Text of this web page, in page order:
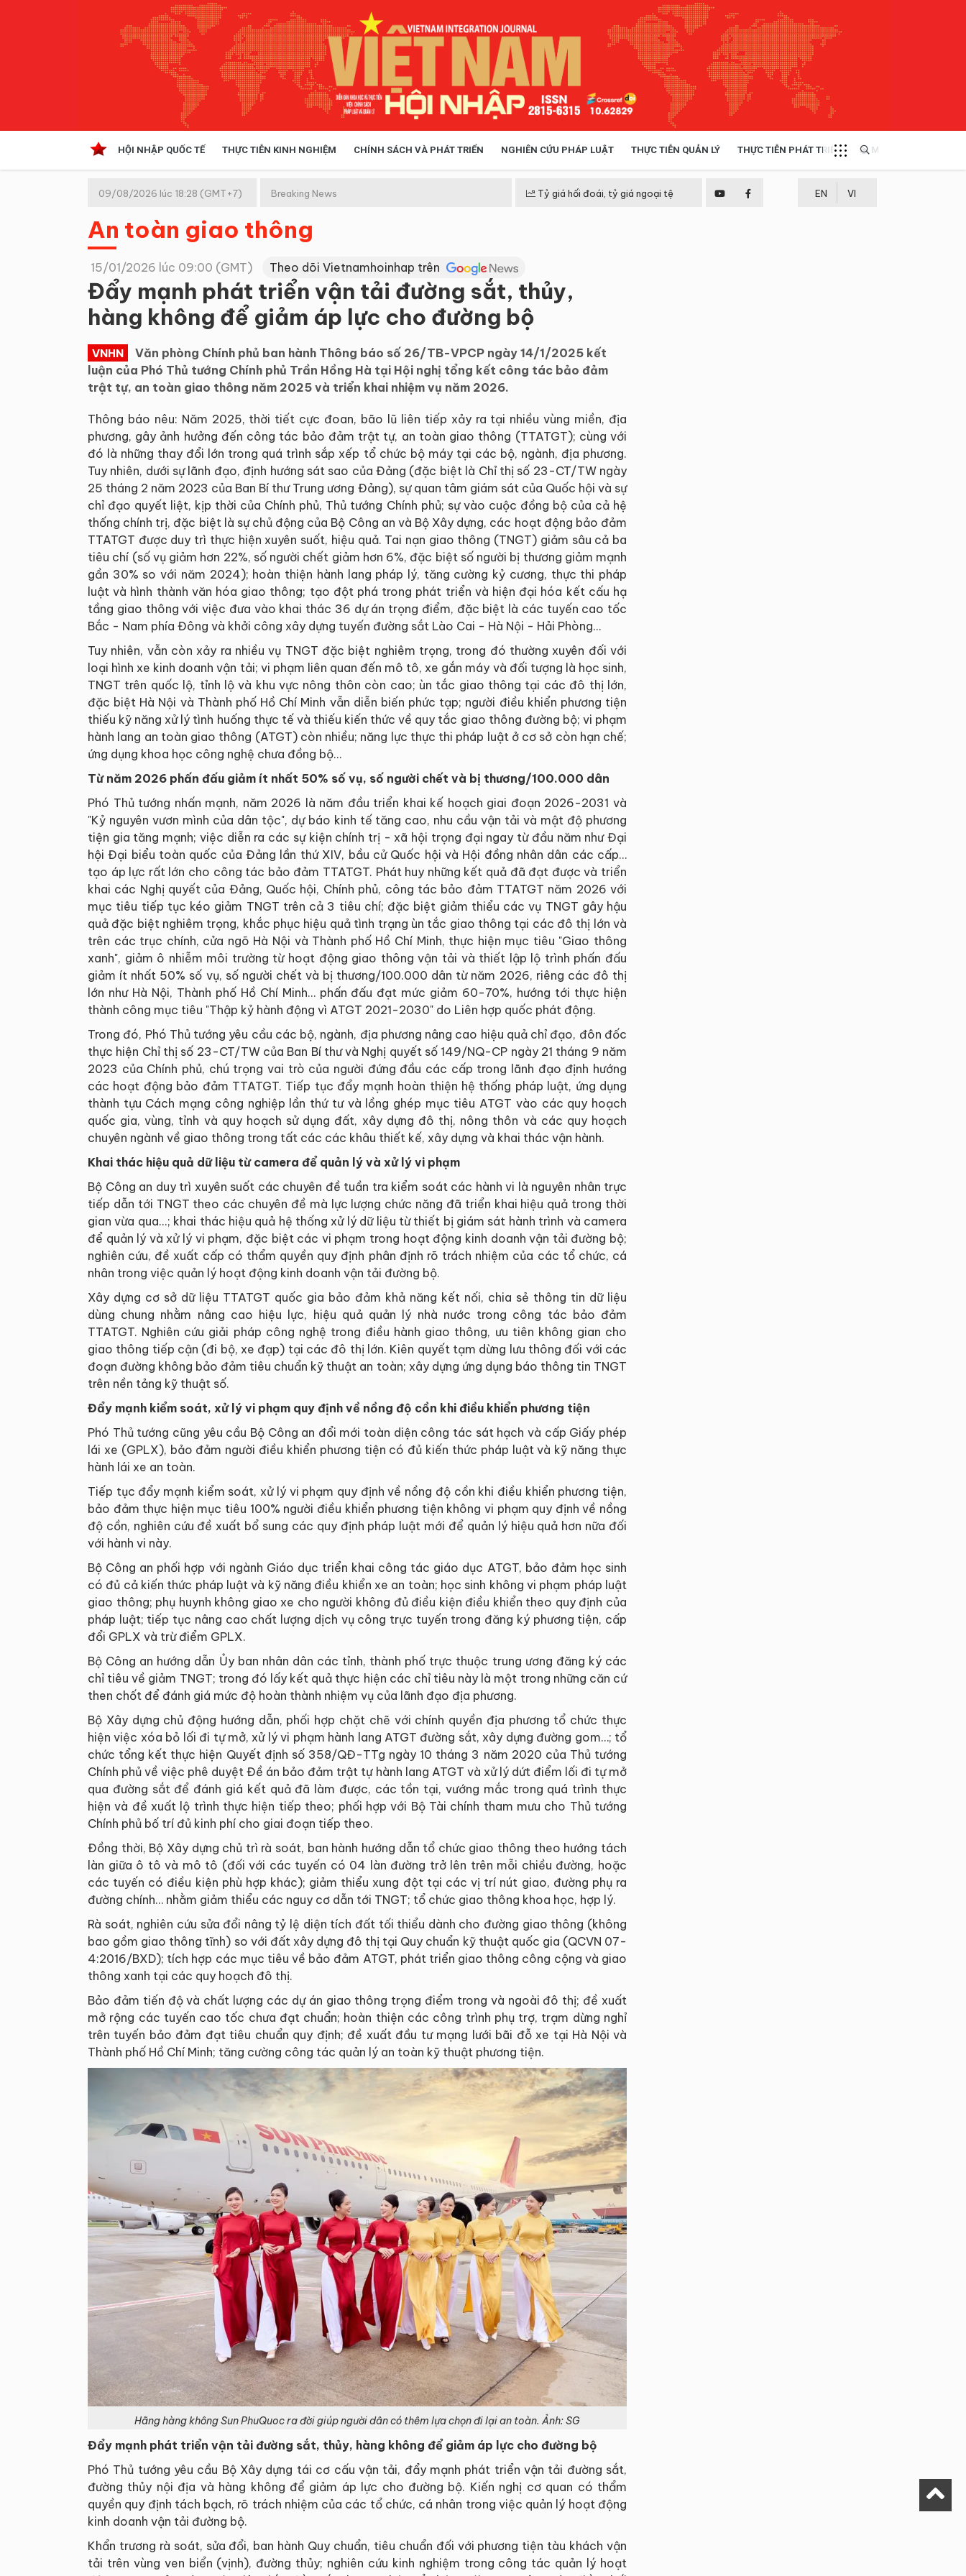
HỘI NHẬP QUỐC TẾ THỰC TIỄN KINH NGHIỆM CHÍNH SÁCH VÀ PHÁT TRIỂN NGHIÊN CỨU PHÁP LUẬT THỰC TIỄN QUẢN LÝ THỰC TIỄN PHÁT TRIỂN MULTIMEDIA
Kinh tế hội nhập
Doanh nghiệp
09/08/2026 lúc 18:28 (GMT+7) Breaking News Tỷ giá hối đoái, tỷ giá ngoại tệ EN VI
An toàn giao thông
15/01/2026 lúc 09:00 (GMT) Theo dõi Vietnamhoinhap trên
Đẩy mạnh phát triển vận tải đường sắt, thủy,
hàng không để giảm áp lực cho đường bộ
VNHN
Văn phòng Chính phủ ban hành Thông báo số 26/TB-VPCP ngày 14/1/2025 kết
luận của Phó Thủ tướng Chính phủ Trần Hồng Hà tại Hội nghị tổng kết công tác bảo đảm
trật tự, an toàn giao thông năm 2025 và triển khai nhiệm vụ năm 2026.
Thông báo nêu: Năm 2025, thời tiết cực đoan, bão lũ liên tiếp xảy ra tại nhiều vùng miền, địa
phương, gây ảnh hưởng đến công tác bảo đảm trật tự, an toàn giao thông (TTATGT); cùng với
đó là những thay đổi lớn trong quá trình sắp xếp tổ chức bộ máy tại các bộ, ngành, địa phương.
Tuy nhiên, dưới sự lãnh đạo, định hướng sát sao của Đảng (đặc biệt là Chỉ thị số 23-CT/TW ngày
25 tháng 2 năm 2023 của Ban Bí thư Trung ương Đảng), sự quan tâm giám sát của Quốc hội và sự
chỉ đạo quyết liệt, kịp thời của Chính phủ, Thủ tướng Chính phủ; sự vào cuộc đồng bộ của cả hệ
thống chính trị, đặc biệt là sự chủ động của Bộ Công an và Bộ Xây dựng, các hoạt động bảo đảm
TTATGT được duy trì thực hiện xuyên suốt, hiệu quả. Tai nạn giao thông (TNGT) giảm sâu cả ba
tiêu chí (số vụ giảm hơn 22%, số người chết giảm hơn 6%, đặc biệt số người bị thương giảm mạnh
gần 30% so với năm 2024); hoàn thiện hành lang pháp lý, tăng cường kỷ cương, thực thi pháp
luật và hình thành văn hóa giao thông; tạo đột phá trong phát triển và hiện đại hóa kết cấu hạ
tầng giao thông với việc đưa vào khai thác 36 dự án trọng điểm, đặc biệt là các tuyến cao tốc
Bắc - Nam phía Đông và khởi công xây dựng tuyến đường sắt Lào Cai - Hà Nội - Hải Phòng…
Tuy nhiên, vẫn còn xảy ra nhiều vụ TNGT đặc biệt nghiêm trọng, trong đó thường xuyên đối với
loại hình xe kinh doanh vận tải; vi phạm liên quan đến mô tô, xe gắn máy và đối tượng là học sinh,
TNGT trên quốc lộ, tỉnh lộ và khu vực nông thôn còn cao; ùn tắc giao thông tại các đô thị lớn,
đặc biệt Hà Nội và Thành phố Hồ Chí Minh vẫn diễn biến phức tạp; người điều khiển phương tiện
thiếu kỹ năng xử lý tình huống thực tế và thiếu kiến thức về quy tắc giao thông đường bộ; vi phạm
hành lang an toàn giao thông (ATGT) còn nhiều; năng lực thực thi pháp luật ở cơ sở còn hạn chế;
ứng dụng khoa học công nghệ chưa đồng bộ...
Từ năm 2026 phấn đấu giảm ít nhất 50% số vụ, số người chết và bị thương/100.000 dân
Phó Thủ tướng nhấn mạnh, năm 2026 là năm đầu triển khai kế hoạch giai đoạn 2026-2031 và
"Kỷ nguyên vươn mình của dân tộc", dự báo kinh tế tăng cao, nhu cầu vận tải và mật độ phương
tiện gia tăng mạnh; việc diễn ra các sự kiện chính trị - xã hội trọng đại ngay từ đầu năm như Đại
hội Đại biểu toàn quốc của Đảng lần thứ XIV, bầu cử Quốc hội và Hội đồng nhân dân các cấp…
tạo áp lực rất lớn cho công tác bảo đảm TTATGT. Phát huy những kết quả đã đạt được và triển
khai các Nghị quyết của Đảng, Quốc hội, Chính phủ, công tác bảo đảm TTATGT năm 2026 với
mục tiêu tiếp tục kéo giảm TNGT trên cả 3 tiêu chí; đặc biệt giảm thiểu các vụ TNGT gây hậu
quả đặc biệt nghiêm trọng, khắc phục hiệu quả tình trạng ùn tắc giao thông tại các đô thị lớn và
trên các trục chính, cửa ngõ Hà Nội và Thành phố Hồ Chí Minh, thực hiện mục tiêu "Giao thông
xanh", giảm ô nhiễm môi trường từ hoạt động giao thông vận tải và thiết lập lộ trình phấn đấu
giảm ít nhất 50% số vụ, số người chết và bị thương/100.000 dân từ năm 2026, riêng các đô thị
lớn như Hà Nội, Thành phố Hồ Chí Minh… phấn đấu đạt mức giảm 60-70%, hướng tới thực hiện
thành công mục tiêu "Thập kỷ hành động vì ATGT 2021-2030" do Liên hợp quốc phát động.
Trong đó, Phó Thủ tướng yêu cầu các bộ, ngành, địa phương nâng cao hiệu quả chỉ đạo, đôn đốc
thực hiện Chỉ thị số 23-CT/TW của Ban Bí thư và Nghị quyết số 149/NQ-CP ngày 21 tháng 9 năm
2023 của Chính phủ, chú trọng vai trò của người đứng đầu các cấp trong lãnh đạo định hướng
các hoạt động bảo đảm TTATGT. Tiếp tục đẩy mạnh hoàn thiện hệ thống pháp luật, ứng dụng
thành tựu Cách mạng công nghiệp lần thứ tư và lồng ghép mục tiêu ATGT vào các quy hoạch
quốc gia, vùng, tỉnh và quy hoạch sử dụng đất, xây dựng đô thị, nông thôn và các quy hoạch
chuyên ngành về giao thông trong tất các các khâu thiết kế, xây dựng và khai thác vận hành.
Khai thác hiệu quả dữ liệu từ camera để quản lý và xử lý vi phạm
Bộ Công an duy trì xuyên suốt các chuyên đề tuần tra kiểm soát các hành vi là nguyên nhân trực
tiếp dẫn tới TNGT theo các chuyên đề mà lực lượng chức năng đã triển khai hiệu quả trong thời
gian vừa qua...; khai thác hiệu quả hệ thống xử lý dữ liệu từ thiết bị giám sát hành trình và camera
để quản lý và xử lý vi phạm, đặc biệt các vi phạm trong hoạt động kinh doanh vận tải đường bộ;
nghiên cứu, đề xuất cấp có thẩm quyền quy định phân định rõ trách nhiệm của các tổ chức, cá
nhân trong việc quản lý hoạt động kinh doanh vận tải đường bộ.
Xây dựng cơ sở dữ liệu TTATGT quốc gia bảo đảm khả năng kết nối, chia sẻ thông tin dữ liệu
dùng chung nhằm nâng cao hiệu lực, hiệu quả quản lý nhà nước trong công tác bảo đảm
TTATGT. Nghiên cứu giải pháp công nghệ trong điều hành giao thông, ưu tiên không gian cho
giao thông tiếp cận (đi bộ, xe đạp) tại các đô thị lớn. Kiên quyết tạm dừng lưu thông đối với các
đoạn đường không bảo đảm tiêu chuẩn kỹ thuật an toàn; xây dựng ứng dụng báo thông tin TNGT
trên nền tảng kỹ thuật số.
Đẩy mạnh kiểm soát, xử lý vi phạm quy định về nồng độ cồn khi điều khiển phương tiện
Phó Thủ tướng cũng yêu cầu Bộ Công an đổi mới toàn diện công tác sát hạch và cấp Giấy phép
lái xe (GPLX), bảo đảm người điều khiển phương tiện có đủ kiến thức pháp luật và kỹ năng thực
hành lái xe an toàn.
Tiếp tục đẩy mạnh kiểm soát, xử lý vi phạm quy định về nồng độ cồn khi điều khiển phương tiện,
bảo đảm thực hiện mục tiêu 100% người điều khiển phương tiện không vi phạm quy định về nồng
độ cồn, nghiên cứu đề xuất bổ sung các quy định pháp luật mới để quản lý hiệu quả hơn nữa đối
với hành vi này.
Bộ Công an phối hợp với ngành Giáo dục triển khai công tác giáo dục ATGT, bảo đảm học sinh
có đủ cả kiến thức pháp luật và kỹ năng điều khiển xe an toàn; học sinh không vi phạm pháp luật
giao thông; phụ huynh không giao xe cho người không đủ điều kiện điều khiển theo quy định của
pháp luật; tiếp tục nâng cao chất lượng dịch vụ công trực tuyến trong đăng ký phương tiện, cấp
đổi GPLX và trừ điểm GPLX.
Bộ Công an hướng dẫn Ủy ban nhân dân các tỉnh, thành phố trực thuộc trung ương đăng ký các
chỉ tiêu về giảm TNGT; trong đó lấy kết quả thực hiện các chỉ tiêu này là một trong những căn cứ
then chốt để đánh giá mức độ hoàn thành nhiệm vụ của lãnh đạo địa phương.
Bộ Xây dựng chủ động hướng dẫn, phối hợp chặt chẽ với chính quyền địa phương tổ chức thực
hiện việc xóa bỏ lối đi tự mở, xử lý vi phạm hành lang ATGT đường sắt, xây dựng đường gom…; tổ
chức tổng kết thực hiện Quyết định số 358/QĐ-TTg ngày 10 tháng 3 năm 2020 của Thủ tướng
Chính phủ về việc phê duyệt Đề án bảo đảm trật tự hành lang ATGT và xử lý dứt điểm lối đi tự mở
qua đường sắt để đánh giá kết quả đã làm được, các tồn tại, vướng mắc trong quá trình thực
hiện và đề xuất lộ trình thực hiện tiếp theo; phối hợp với Bộ Tài chính tham mưu cho Thủ tướng
Chính phủ bố trí đủ kinh phí cho giai đoạn tiếp theo.
Đồng thời, Bộ Xây dựng chủ trì rà soát, ban hành hướng dẫn tổ chức giao thông theo hướng tách
làn giữa ô tô và mô tô (đối với các tuyến có 04 làn đường trở lên trên mỗi chiều đường, hoặc
các tuyến có điều kiện phù hợp khác); giảm thiểu xung đột tại các vị trí nút giao, đường phụ ra
đường chính… nhằm giảm thiểu các nguy cơ dẫn tới TNGT; tổ chức giao thông khoa học, hợp lý.
Rà soát, nghiên cứu sửa đổi nâng tỷ lệ diện tích đất tối thiểu dành cho đường giao thông (không
bao gồm giao thông tĩnh) so với đất xây dựng đô thị tại Quy chuẩn kỹ thuật quốc gia (QCVN 07-
4:2016/BXD); tích hợp các mục tiêu về bảo đảm ATGT, phát triển giao thông công cộng và giao
thông xanh tại các quy hoạch đô thị.
Bảo đảm tiến độ và chất lượng các dự án giao thông trọng điểm trong và ngoài đô thị; đề xuất
mở rộng các tuyến cao tốc chưa đạt chuẩn; hoàn thiện các công trình phụ trợ, trạm dừng nghỉ
trên tuyến bảo đảm đạt tiêu chuẩn quy định; đề xuất đầu tư mạng lưới bãi đỗ xe tại Hà Nội và
Thành phố Hồ Chí Minh; tăng cường công tác quản lý an toàn kỹ thuật phương tiện.
Hãng hàng không Sun PhuQuoc ra đời giúp người dân có thêm lựa chọn đi lại an toàn. Ảnh: SG
Đẩy mạnh phát triển vận tải đường sắt, thủy, hàng không để giảm áp lực cho đường bộ
Phó Thủ tướng yêu cầu Bộ Xây dựng tái cơ cấu vận tải, đẩy mạnh phát triển vận tải đường sắt,
đường thủy nội địa và hàng không để giảm áp lực cho đường bộ. Kiến nghị cơ quan có thẩm
quyền quy định tách bạch, rõ trách nhiệm của các tổ chức, cá nhân trong việc quản lý hoạt động
kinh doanh vận tải đường bộ.
Khẩn trương rà soát, sửa đổi, ban hành Quy chuẩn, tiêu chuẩn đối với phương tiện tàu khách vận
tải trên vùng ven biển (vịnh), đường thủy; nghiên cứu kinh nghiệm trong công tác quản lý hoạt